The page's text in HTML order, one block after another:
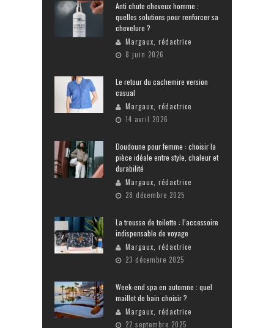
Anti chute cheveux homme :
quelles solutions pour renforcer sa
chevelure ?
Margaux, rédactrice
8 juin 2026
Le retour du cachemire version
casual
Margaux, rédactrice
14 avril 2026
Doudoune pour femme : choisir la
pièce idéale entre style, chaleur et
durabilité
Margaux, rédactrice
28 décembre 2025
La trousse de toilette : l’accessoire
indispensable de voyage
Margaux, rédactrice
23 décembre 2025
Week-end spa en automne : quel
maillot de bain choisir ?
Margaux, rédactrice
22 septembre 2025